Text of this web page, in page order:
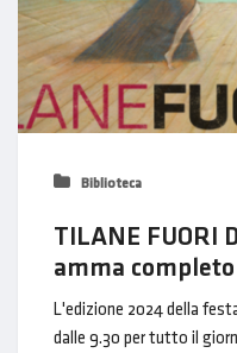
Biblioteca
TILANE FUORI
amma completo
L'edizione 2024 della
dalle 9.30 per tutto il